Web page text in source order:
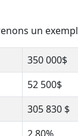
un
350 000$
52 500$
305 830 $